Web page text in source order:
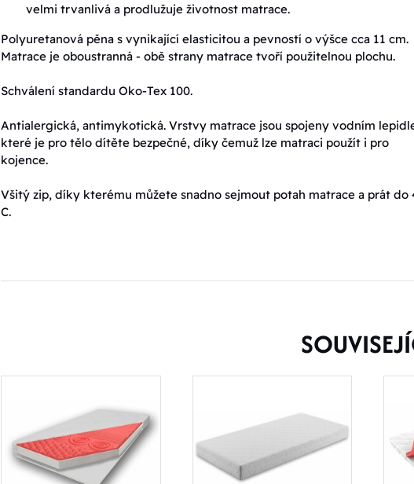
velmi trvanlivá a prodlužuje životnost matrace.
Polyuretanová pěna s vynikající elasticitou a pevností o výšce cca 11 cm.
Matrace je oboustranná - obě strany matrace tvoří použitelnou plochu.
Schválení standardu Oko-Tex 100.
Antialergická, antimykotická. Vrstvy matrace jsou spojeny vodním
které je pro tělo dítěte bezpečné, díky čemuž lze matraci použít i pro
kojence.
Všitý zip, díky kterému můžete snadno sejmout potah matrace a prát do
C.